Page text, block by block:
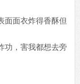
面面衣炸得香酥但
功，害我都想去旁